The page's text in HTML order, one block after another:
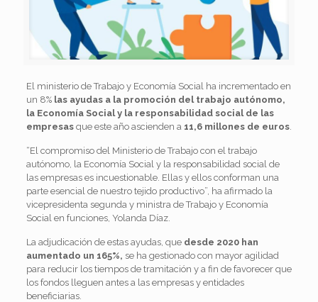
El ministerio de Trabajo y Economía Social ha incrementado en
un 8% las ayudas a la promoción del trabajo autónomo,
la Economía Social y la responsabilidad social de las
empresasque este año ascienden a 11,6 millones de euros.
“El compromiso del Ministerio de Trabajo con el trabajo
autónomo, la Economía Social y la responsabilidad social de
las empresas es incuestionable. Ellas y ellos conforman una
parte esencial de nuestro tejido productivo”, ha afirmado la
vicepresidenta segunda y ministra de Trabajo y Economía
Social en funciones, Yolanda Díaz.
La adjudicación de estas ayudas, que desde 2020 han
aumentado un 165%, se ha gestionado con mayor agilidad
para reducir los tiempos de tramitación y a fin de favorecer que
los fondos lleguen antes a las empresas y entidades
beneficiarias.